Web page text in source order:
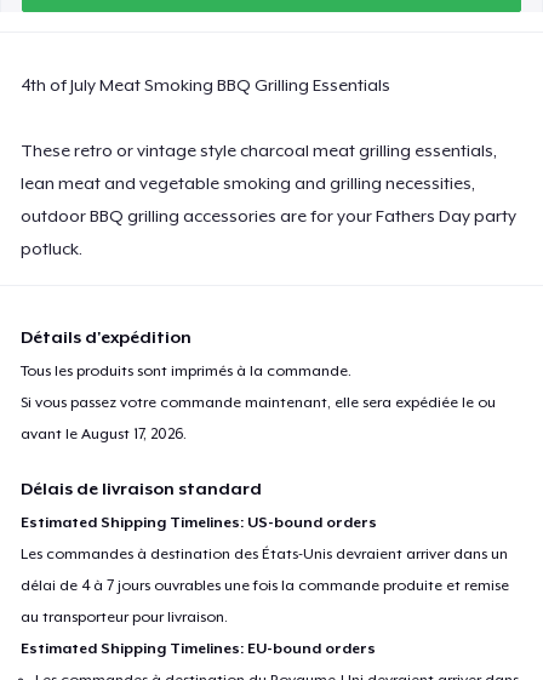
4th of July Meat Smoking BBQ Grilling Essentials
These retro or vintage style charcoal meat grilling essentials,
lean meat and vegetable smoking and grilling necessities,
outdoor BBQ grilling accessories are for your Fathers Day party
potluck.
Détails d'expédition
Tous les produits sont imprimés à la commande.
Si vous passez votre commande maintenant, elle sera expédiée le ou
avant leAugust 17, 2026.
Délais de livraison standard
Estimated Shipping Timelines: US-bound orders
Les commandes à destination des États-Unis devraient arriver dans un
délai de 4 à 7 jours ouvrables une fois la commande produite et remise
au transporteur pour livraison.
Estimated Shipping Timelines: EU-bound orders
24,99 $US